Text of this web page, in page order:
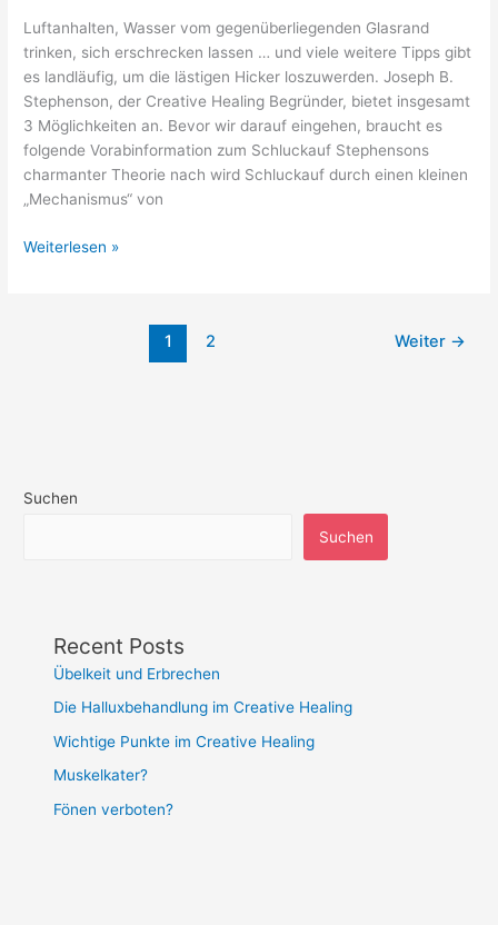
Luftanhalten, Wasser vom gegenüberliegenden Glasrand
trinken, sich erschrecken lassen … und viele weitere Tipps gibt
es landläufig, um die lästigen Hicker loszuwerden. Joseph B.
Stephenson, der Creative Healing Begründer, bietet insgesamt
3 Möglichkeiten an. Bevor wir darauf eingehen, braucht es
folgende Vorabinformation zum Schluckauf Stephensons
charmanter Theorie nach wird Schluckauf durch einen kleinen
„Mechanismus“ von
Weiterlesen »
1 2 Weiter →
Suchen
Suchen
Recent Posts
Übelkeit und Erbrechen
Die Halluxbehandlung im Creative Healing
Wichtige Punkte im Creative Healing
Muskelkater?
Fönen verboten?